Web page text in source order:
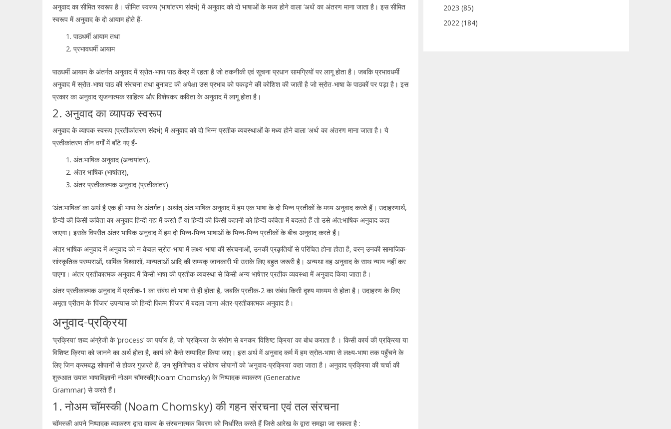
अनुवाद का सीमित स्वरूप है। सीमित स्वरूप (भाषांतरण संदर्भ) में अनुवाद को दो भाषाओं के मध्य होने वाला ‘अर्थ’ का अंतरण माना जाता है। इस सीमित
स्वरूप में अनुवाद के दो आयाम होते हैं-
पाठधर्मी आयाम तथा
प्रभावधर्मी आयाम
पाठधर्मी आयाम के अंतर्गत अनुवाद में स्रोत-भाषा पाठ केंद्र में रहता है जो तकनीकी एवं सूचना प्रधान सामग्रियों पर लागू होता है। जबकि प्रभावधर्मी
अनुवाद में स्रोत-भाषा पाठ की संरचना तथा बुनावट की अपेक्षा उस प्रभाव को पकड़ने की कोशिश की जाती है जो स्रोत-भाषा के पाठकों पर पड़ा है। इस
प्रकार का अनुवाद सृजनात्मक साहित्य और विशेषकर कविता के अनुवाद में लागू होता है।
2. अनुवाद का व्यापक स्वरूप
अनुवाद के व्यापक स्वरूप (प्रतीकांतरण संदर्भ) में अनुवाद को दो भिन्न प्रतीक व्यवस्थाओं के मध्य होने वाला ‘अर्थ’ का अंतरण माना जाता है। ये
प्रतीकांतरण तीन वर्गों में बाँटे गए हैं-
अंत:भाषिक अनुवाद (अन्वयांतर),
अंतर भाषिक (भाषांतर),
अंतर प्रतीकात्मक अनुवाद (प्रतीकांतर)
‘अंत:भाषिक’ का अर्थ है एक ही भाषा के अंतर्गत। अर्थात् अंत:भाषिक अनुवाद में हम एक भाषा के दो भिन्न प्रतीकों के मध्य अनुवाद करते हैं। उदाहरणार्थ,
हिन्दी की किसी कविता का अनुवाद हिन्दी गद्य में करते हैं या हिन्दी की किसी कहानी को हिन्दी कविता में बदलते हैं तो उसे अंत:भाषिक अनुवाद कहा
जाएगा। इसके विपरीत अंतर भाषिक अनुवाद में हम दो भिन्न-भिन्न भाषाओं के भिन्न-भिन्न प्रतीकों के बीच अनुवाद करते हैं।
अंतर भाषिक अनुवाद में अनुवाद को न केवल स्रोत-भाषा में लक्ष्य-भाषा की संरचनाओं, उनकी प्रकृतियों से परिचित होना होता है, वरन् उनकी सामाजिक-
सांस्कृतिक परम्पराओं, धार्मिक विश्वासों, मान्यताओं आदि की सम्यक् जानकारी भी उसके लिए बहुत जरूरी है। अन्यथा वह अनुवाद के साथ न्याय नहीं कर
पाएगा। अंतर प्रतीकात्मक अनुवाद में किसी भाषा की प्रतीक व्यवस्था से किसी अन्य भाषेत्तर प्रतीक व्यवस्था में अनुवाद किया जाता है।
अंतर प्रतीकात्मक अनुवाद में प्रतीक-1 का संबंध तो भाषा से ही होता है, जबकि प्रतीक-2 का संबंध किसी दृश्य माध्यम से होता है। उदाहरण के लिए
अमृता प्रीतम के ‘पिंजर’ उपन्यास को हिन्दी फिल्म ‘पिंजर’ में बदला जाना अंतर-प्रतीकात्मक अनुवाद है।
अनुवाद-प्रक्रिया
‘प्रक्रिया’ शब्द अंग्रेजी के ‘process’ का पर्याय है, जो ‘प्रक्रिया’ के संयोग से बनकर ‘विशिष्ट क्रिया’ का बोध कराता है । किसी कार्य की प्रक्रिया या
विशिष्ट क्रिया को जानने का अर्थ होता है, कार्य को कैसे सम्पादित किया जाए। इस अर्थ में अनुवाद कर्म में हम स्रोत-भाषा से लक्ष्य-भाषा तक पहुँचने के
लिए जिन क्रमबद्ध सोपानों से होकर गुज़रते हैं, उन सुनिश्चित व सोद्देश्य सोपानों को ‘अनुवाद-प्रक्रिया’ कहा जाता है। अनुवाद प्रक्रिया की चर्चा की
शुरुआत ख्यात भाषाविज्ञानी नोअम चॉमस्की(Noam Chomsky) के निष्पादक व्याकरण (Generative
Grammar) से करते हैं।
1. नोअम चॉमस्की (Noam Chomsky) की गहन संरचना एवं तल संरचना
चॉमस्की अपने निष्पादक व्याकरण द्वारा वाक्य के संरचनात्मक विवरण को निर्धारित करते हैं जिसे आरेख के द्वारा समझा जा सकता है :
2023 (85)
2022 (184)